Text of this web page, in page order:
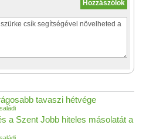
tavaszi hétvége
a Szent Jobb hiteles másolatát a